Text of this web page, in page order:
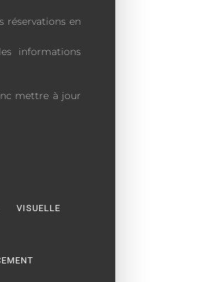
réservations en
informations
mettre à jour
VISUELLE